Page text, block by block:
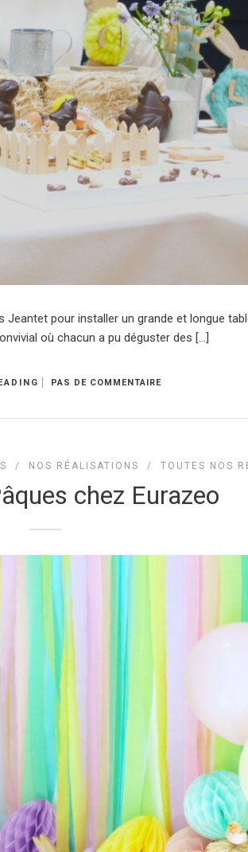
Jeantet pour installer un grande et longue
où chacun a pu déguster des […]
PAS DE COMMENTAIRE
/ NOS RÉALISATIONS / TOUTES NOS
chez Eurazeo